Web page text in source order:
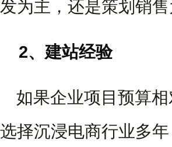
发为主，还是策划销售
2、建站经验
如果企业项目预算相
选择沉浸电商行业多